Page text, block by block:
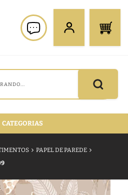
CATEGORIAS
PAPEL DE PAREDE